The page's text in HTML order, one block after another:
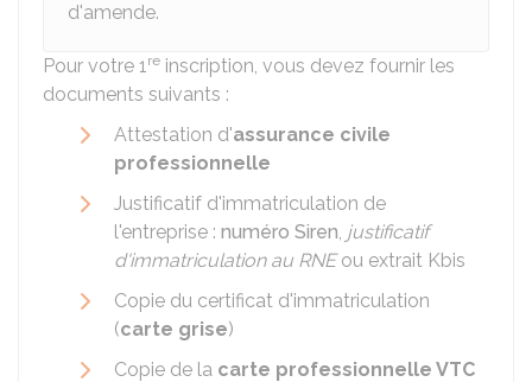
d'amende.
Pour votre 1re inscription, vous devez fournir les
documents suivants :
Attestation d'assurance civile
professionnelle
Justificatif d'immatriculation de
l'entreprise : numéro Siren, justificatif
d'immatriculation au RNEou extrait Kbis
Copie du certificat d'immatriculation
(carte grise)
Copie de la carte professionnelle VTC